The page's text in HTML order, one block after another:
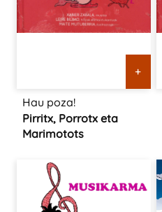
+
Hau poza!
Pirritx, Porrotx eta
Marimotots